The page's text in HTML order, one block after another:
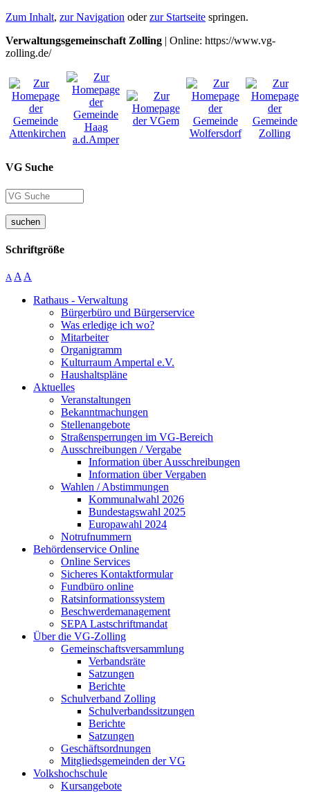
Zum Inhalt, zur Navigation oderzur Startseite springen.
Verwaltungsgemeinschaft Zolling | Online: https://www.vg-
zolling.de/
VG Suche
suchen
Schriftgröße
A A A
Rathaus - Verwaltung
Bürgerbüro und Bürgerservice
Was erledige ich wo?
Mitarbeiter
Organigramm
Kulturraum Ampertal e.V.
Haushaltspläne
Aktuelles
Veranstaltungen
Bekanntmachungen
Stellenangebote
Straßensperrungen im VG-Bereich
Ausschreibungen / Vergabe
Information über Ausschreibungen
Information über Vergaben
Wahlen / Abstimmungen
Kommunalwahl 2026
Bundestagswahl 2025
Europawahl 2024
Notrufnummern
Behördenservice Online
Online Services
Sicheres Kontaktformular
Fundbüro online
Ratsinformationssystem
Beschwerdemanagement
SEPA Lastschriftmandat
Über die VG-Zolling
Gemeinschaftsversammlung
Verbandsräte
Satzungen
Berichte
Schulverband Zolling
Schulverbandssitzungen
Berichte
Satzungen
Geschäftsordnungen
Mitgliedsgemeinden der VG
Volkshochschule
Kursangebote